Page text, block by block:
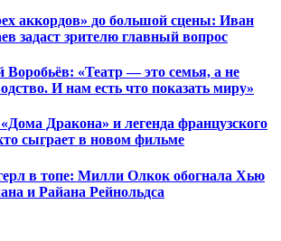
аккордов» до большой сцены: Иван
задаст зрителю главный вопрос
Воробьёв: «Театр — это семья, а не
И нам есть что показать миру»
«Дома Дракона» и легенда французского
сыграет в новом фильме
в топе: Милли Олкок обогнала Хью
и Райана Рейнольдса